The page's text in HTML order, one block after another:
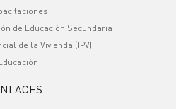
de Educación Secundaria
de la Vivienda (IPV)